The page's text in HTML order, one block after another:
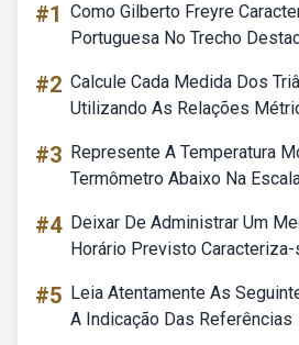
#1 Como Gilberto Freyre
Portuguesa No Trecho
#2 Calcule Cada Medida Dos
Utilizando As Relações
#3 Represente A Temperatura
Termômetro Abaixo Na
#4 Deixar De Administrar Um
Horário Previsto
#5 Leia Atentamente As
A Indicação Das Referências